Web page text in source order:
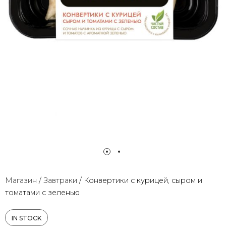
Магазин / Завтраки / Конвертики с курицей, сыром и
томатами с зеленью
IN STOCK